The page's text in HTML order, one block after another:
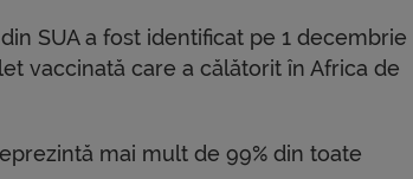
SUA a fost identificat pe 1 decembrie
vaccinată care a călătorit în Africa de
mai mult de 99% din toate